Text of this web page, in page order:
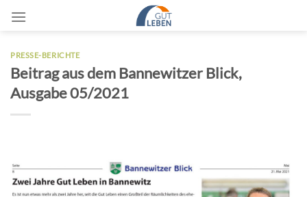
Inhalt
PRESSE-BERICHTE
Beitrag aus dem Bannewitzer Blick,
Ausgabe 05/2021